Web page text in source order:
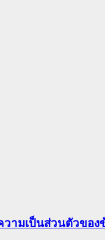
วามเป็นส่วนตัวของ